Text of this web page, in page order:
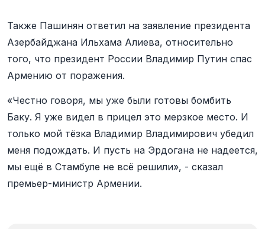
Также Пашинян ответил на заявление президента
Азербайджана Ильхама Алиева, относительно
того, что президент России Владимир Путин спас
Армению от поражения.
«Честно говоря, мы уже были готовы бомбить
Баку. Я уже видел в прицел это мерзкое место. И
только мой тёзка Владимир Владимирович убедил
меня подождать. И пусть на Эрдогана не надеется,
мы ещё в Стамбуле не всё решили», - сказал
премьер-министр Армении.